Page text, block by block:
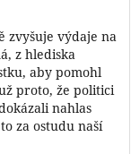
zvyšuje výdaje na
z hlediska
aby pomohl
proto, že politici
nahlas
za ostudu naší